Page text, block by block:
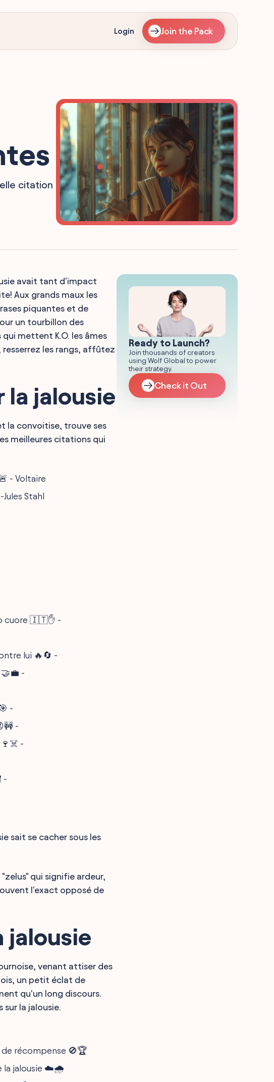
Login Join the Pack
citation
avait tant d'impact
Aux grands maux les
piquantes et de
un tourbillon des
mettent K.O. les âmes
les rangs, affûtez
la jalousie
la convoitise, trouve ses
meilleures citations qui
- Voltaire
Stahl
cuore 🇮🇹✋ -
lui 🔥🔄 -
-
-
-
🍷☠️ -
-
sait se cacher sous les
qui signifie ardeur,
l'exact opposé de
jalousie
venant attiser des
un petit éclat de
qu'un long discours.
la jalousie.
de récompense 🚫🏆
la jalousie ☁️🌧️
Ready to Launch?
Join thousands of creators
using Wolf Global to power
their strategy.
Check it Out